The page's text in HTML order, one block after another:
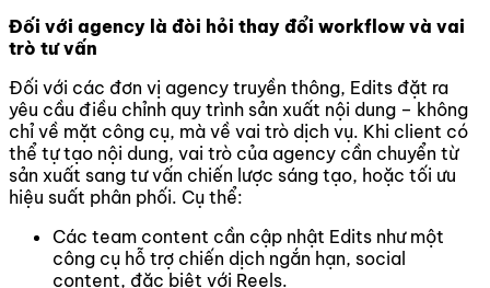
Đối với agency là đòi hỏi thay đổi workflow và vai
trò tư vấn
Đối với các đơn vị agency truyền thông, Edits đặt ra
yêu cầu điều chỉnh quy trình sản xuất nội dung – không
chỉ về mặt công cụ, mà về vai trò dịch vụ. Khi client có
thể tự tạo nội dung, vai trò của agency cần chuyển từ
sản xuất sang tư vấn chiến lược sáng tạo, hoặc tối ưu
hiệu suất phân phối. Cụ thể:
Các team content cần cập nhật Edits như một
công cụ hỗ trợ chiến dịch ngắn hạn, social
content, đặc biệt với Reels.